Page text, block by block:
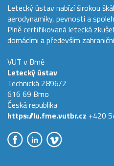
Letecký ústav nabízí širokou
aerodynamiky, pevnosti a
Plně certifikovaná letecká
domácími a především
VUT v Brně
Letecký ústav
Technická 2896/2
616 69 Brno
Česká republika
https://lu.fme.vutbr.cz +420